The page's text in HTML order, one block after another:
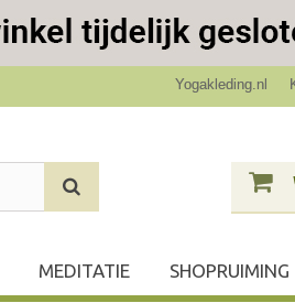
Yogakleding.nl
MEDITATIE SHOPRUIMING